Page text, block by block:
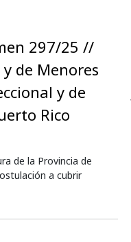
297/25 //
y de Menores
y de
Rico
de la Provincia de
a cubrir